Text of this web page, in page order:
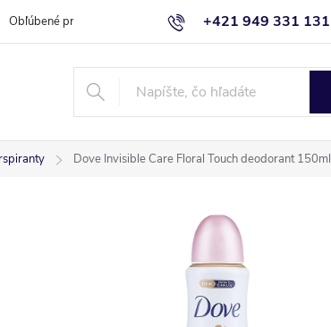
+421 949 331 131
Obľúbené produkty Obchodné podmienky
Dove Invisible Care Floral Touch deodorant 150ml